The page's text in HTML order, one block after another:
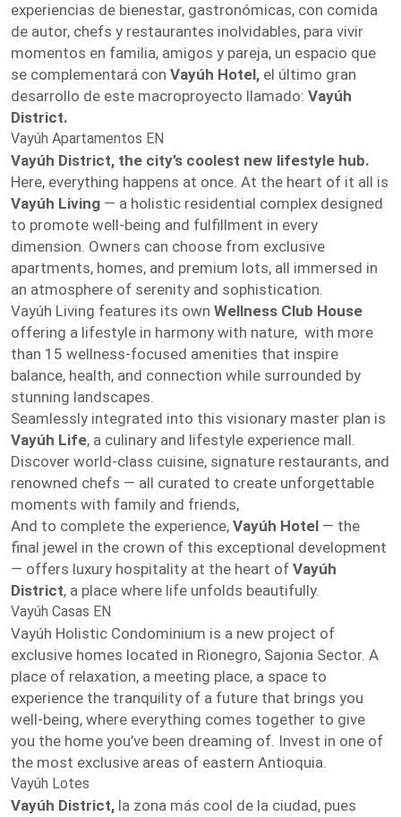
experiencias de bienestar, gastronómicas, con comida
de autor, chefs y restaurantes inolvidables, para vivir
momentos en familia, amigos y pareja, un espacio que
se complementará con Vayúh Hotel, el último gran
desarrollo de este macroproyecto llamado: Vayúh
District.
Vayúh Apartamentos EN
Vayúh District, the city’s coolest new lifestyle hub.
Here, everything happens at once. At the heart of it all is
Vayúh Living — a holistic residential complex designed
to promote well-being and fulfillment in every
dimension. Owners can choose from exclusive
apartments, homes, and premium lots, all immersed in
an atmosphere of serenity and sophistication.
Vayúh Living features its own Wellness Club House
offering a lifestyle in harmony with nature, with more
than 15 wellness-focused amenities that inspire
balance, health, and connection while surrounded by
stunning landscapes.
Seamlessly integrated into this visionary master plan is
Vayúh Life, a culinary and lifestyle experience mall.
Discover world-class cuisine, signature restaurants, and
renowned chefs — all curated to create unforgettable
moments with family and friends,
And to complete the experience, Vayúh Hotel — the
final jewel in the crown of this exceptional development
— offers luxury hospitality at the heart of Vayúh
District, a place where life unfolds beautifully.
Vayúh Casas EN
Vayúh Holistic Condominium is a new project of
exclusive homes located in Rionegro, Sajonia Sector. A
place of relaxation, a meeting place, a space to
experience the tranquility of a future that brings you
well-being, where everything comes together to give
you the home you’ve been dreaming of. Invest in one of
the most exclusive areas of eastern Antioquia.
Vayúh Lotes
Vayúh District, la zona más cool de la ciudad, pues